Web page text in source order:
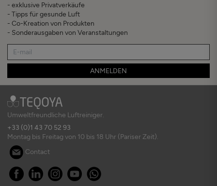
- exklusive Privatverkäufe
- Tipps für gesunde Luft
- Co-Kreation von Produkten
- Sonderausgaben von Veranstaltungen
ANMELDEN
Umweltfreundliche Luftreiniger.
+33 (0)1 43 70 52 93
Montag bis Freitag von 10 bis 18 Uhr (Pariser Zeit).
Contact